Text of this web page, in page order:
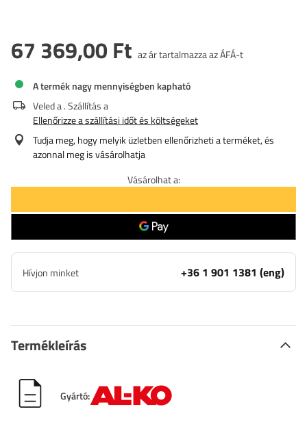
67 369,00 Ft az ár tartalmazza az ÁFÁ-t
A termék nagy mennyiségben kapható
Veled a. Szállítás a
Ellenőrizze a szállítási időt és költségeket
Tudja meg, hogy melyik üzletben ellenőrizheti a terméket, és
azonnal meg is vásárolhatja
Vásárolhat a:
Hívjon minket +36 1 901 1381 (eng)
Termékleírás
Gyártó: